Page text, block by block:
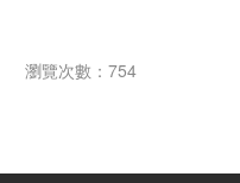
瀏覽次數：754